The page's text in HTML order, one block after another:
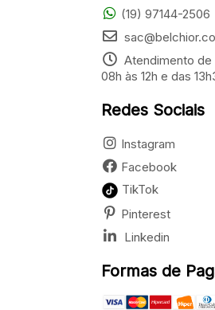
(19) 97144-2506
Atendimento
08h às 12h e das
Redes Sociais
Instagram
Facebook
TikTok
Pinterest
Linkedin
Formas de